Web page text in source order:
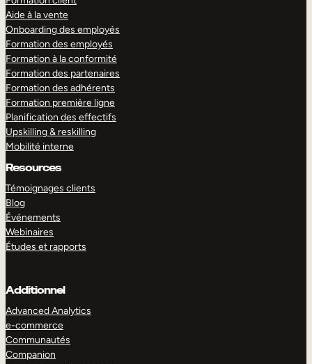
Aide à la vente
Onboarding des employés
Formation des employés
Formation à la conformité
Formation des partenaires
Formation des adhérents
Formation première ligne
Planification des effectifs
Upskilling & reskilling
Mobilité interne
Resources
Témoignages clients
Blog
Événements
Webinaires
Études et rapports
Additionnel
Advanced Analytics
e-commerce
Communautés
Companion